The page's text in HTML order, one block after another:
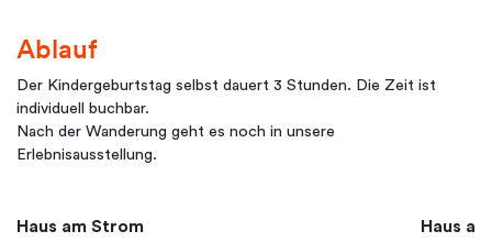
Ablauf
Der Kindergeburtstag selbst dauert 3 Stunden. Die Zeit ist
individuell buchbar.
Nach der Wanderung geht es noch in unsere
Erlebnisausstellung.
Haus am Strom
Haus